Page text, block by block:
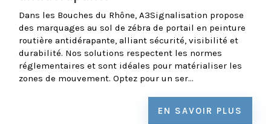
Dans les Bouches du Rhône, A3Signalisation propose
des marquages au sol de zébra de portail en peinture
routière antidérapante, alliant sécurité, visibilité et
durabilité. Nos solutions respectent les normes
réglementaires et sont idéales pour matérialiser les
zones de mouvement. Optez pour un ser...
EN SAVOIR PLUS